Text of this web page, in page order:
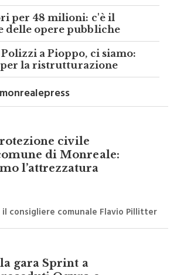
per 48 milioni: c'è il
delle opere pubbliche
a Pioppo, ci siamo:
la ristrutturazione
civile
di Monreale:
l’attrezzatura
consigliere comunale Flavio Pillitter
gara Sprint a